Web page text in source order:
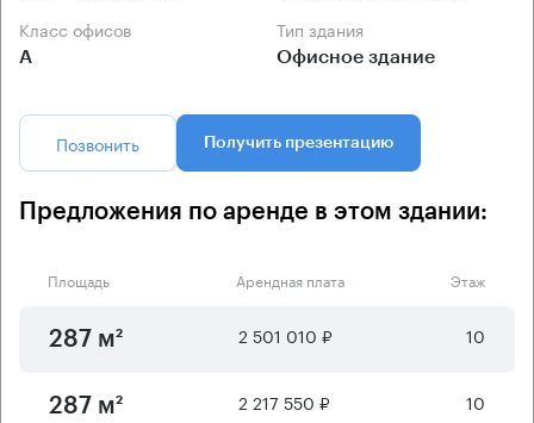
Класс офисов
А
Тип здания
Офисное здание
Позвонить Получить презентацию
Предложения по аренде в этом здании:
Площадь Арендная плата Этаж
287 м² 2 501 010 ₽ 10
287 м² 2 217 550 ₽ 10